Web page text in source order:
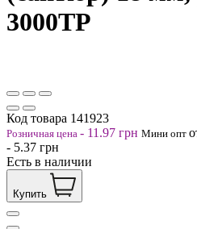
3000ТР
Код товара 141923
Розничная цена - 11.97 грн Мини опт
- 5.37 грн
Есть в наличии
Купить